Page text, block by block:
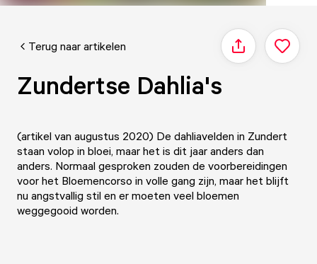
Terug naar artikelen Delen
Zundertse Dahlia's
(artikel van augustus 2020) De dahliavelden in Zundert
staan volop in bloei, maar het is dit jaar anders dan
anders. Normaal gesproken zouden de voorbereidingen
voor het Bloemencorso in volle gang zijn, maar het blijft
nu angstvallig stil en er moeten veel bloemen
weggegooid worden.